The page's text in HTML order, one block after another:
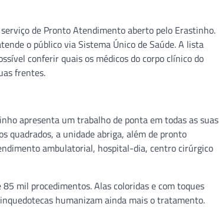
de Pronto Atendimento aberto pelo Erastinho.
o público via Sistema Único de Saúde. A lista
conferir quais os médicos do corpo clínico do
frentes.
apresenta um trabalho de ponta em todas as suas
quadrados, a unidade abriga, além de pronto
ambulatorial, hospital-dia, centro cirúrgico
mil procedimentos. Alas coloridas e com toques
humanizam ainda mais o tratamento.